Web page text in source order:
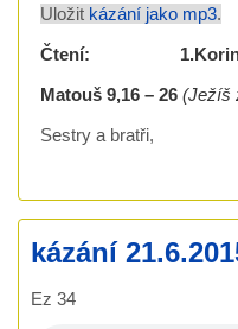
Uložit kázání jako mp3.
Čtení:
Matouš 9,16 – 26 (Ježíš
Sestry a bratři,
kázání
Ez 34